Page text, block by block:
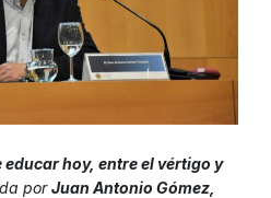
hoy, entre el vértigo y
porJuan Antonio Gómez,